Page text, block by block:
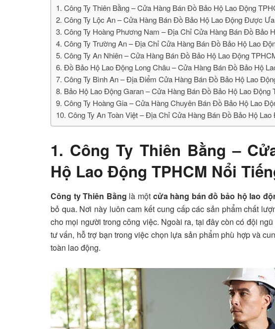
1. Công Ty Thiên Bằng – Cửa Hàng Bán Đồ Bảo Hộ Lao Động
2. Công Ty Lộc An – Cửa Hàng Bán Đồ Bảo Hộ Lao Động Được
3. Công Ty Hoàng Phương Nam – Địa Chỉ Cửa Hàng Bán Đồ Bảo
4. Công Ty Trường An – Địa Chỉ Cửa Hàng Bán Đồ Bảo Hộ Lao
5. Công Ty An Nhiên – Cửa Hàng Bán Đồ Bảo Hộ Lao Động
6. Đồ Bảo Hộ Lao Động Long Châu – Cửa Hàng Bán Đồ Bảo Hộ
7. Công Ty Bình An – Địa Điểm Cửa Hàng Bán Đồ Bảo Hộ Lao
8. Bảo Hộ Lao Động Garan – Cửa Hàng Bán Đồ Bảo Hộ Lao
9. Công Ty Hoàng Gia – Cửa Hàng Chuyên Bán Đồ Bảo Hộ Lao
10. Công Ty An Toàn Việt – Địa Chỉ Cửa Hàng Bán Đồ Bảo Hộ
1. Công Ty Thiên Bằng –
Hộ Lao Động TPHCM Nổi
Công ty Thiên Bằng là một cửa hàng bán đồ bảo hộ lao
bỏ qua. Nơi này luôn cam kết cung cấp các sản phẩm chất
cho mọi người trong công việc. Ngoài ra, tại đây còn có đội
tư vấn, hỗ trợ bạn trong việc chọn lựa sản phẩm phù hợp và
toàn lao động.